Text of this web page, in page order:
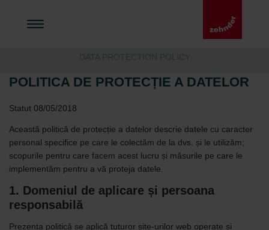
DATA PROTECTION POLICY
POLITICA DE PROTECȚIE A DATELOR
Statut 08/05/2018
Această politică de protecție a datelor descrie datele cu caracter
personal specifice pe care le colectăm de la dvs. și le utilizăm;
scopurile pentru care facem acest lucru și măsurile pe care le
implementăm pentru a vă proteja datele.
1. Domeniul de aplicare și persoana
responsabilă
Prezenta politică se aplică tuturor site-urilor web operate și